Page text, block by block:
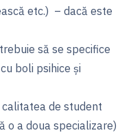
etc.) – dacă este
să se specifice
boli psihice şi
de student
o a doua specializare)